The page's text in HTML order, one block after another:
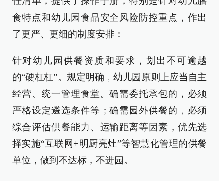
食特点和幼儿园食品安全风险防控重点，作出
了更严、更细的制度安排：
针对幼儿园供餐资质和要求，划出不可逾越
的“硬杠杠”。规定明确，幼儿园原则上应当自主
经营、统一管理食堂。确需委托承包的，必须
严格设定遴选条件等；确需园外供餐的，必须
综合评估供餐能力、运输距离等因素，优先选
择实施“互联网+明厨亮灶”等智慧化管理的供餐
单位，做到不达标，不进园。